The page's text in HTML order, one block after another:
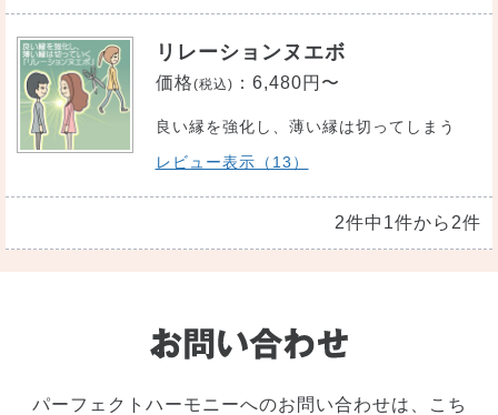
リレーションヌエボ
価格(税込) ： 6,480円〜
良い縁を強化し、薄い縁は切ってしまう
レビュー表示（13）
2件中1件から2件
パーフェクトハーモニーへのお問い合わせは、こち